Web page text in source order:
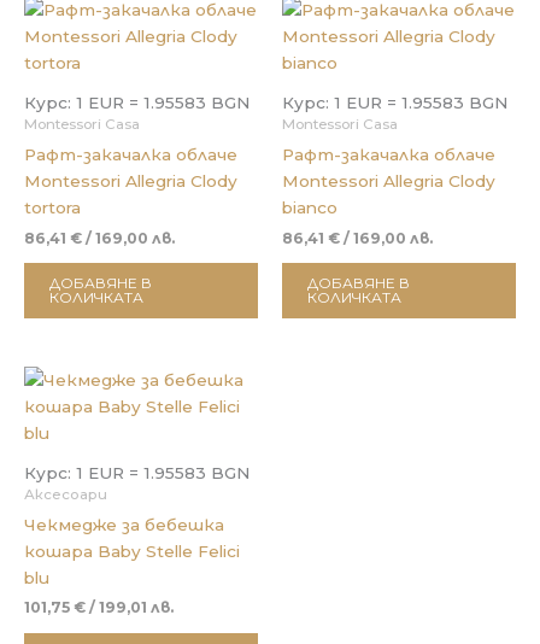
Курс: 1 EUR = 1.95583 BGN
Montessori Casa
Рафт-закачалка облаче
Montessori Allegria Clody
tortora
86,41 € / 169,00 лв.
ДОБАВЯНЕ В
КОЛИЧКАТА
Курс: 1 EUR = 1.95583 BGN
Montessori Casa
Рафт-закачалка облаче
Montessori Allegria Clody
bianco
86,41 € / 169,00 лв.
ДОБАВЯНЕ В
КОЛИЧКАТА
Курс: 1 EUR = 1.95583 BGN
Аксесоари
Чекмедже за бебешка
кошара Baby Stelle Felici
blu
101,75 € / 199,01 лв.